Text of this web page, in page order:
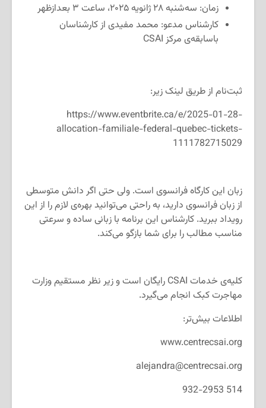
زمان: سه‌شنبه ۲۸ ژانویه ۲۰۲۵، ساعت ۳ بعدازظهر
کارشناس مدعو: محمد مفیدی از کارشناسان
باسابقه‌ی مرکز CSAI
ثبت‌نام از طریق لینک زیر:
https://www.eventbrite.ca/e/2025-01-28-
allocation-familiale-federal-quebec-tickets-
1111782715029
زبان این کارگاه‌ فرانسوی است. ولی حتی اگر دانش متوسطی
از زبان فرانسوی دارید، به راحتی می‌توانید بهره‌ی لازم را از این
رویداد ببرید. کارشناس این برنامه با زبانی ساده و سرعتی
مناسب مطالب را برای شما بازگو می‌کند.
کلیه‌ی خدمات CSAI رایگان است و زیر نظر مستقیم وزارت
مهاجرت کبک انجام می‌گیرد.
اطلاعات بیش‌تر:
www.centrecsai.org
alejandra@centrecsai.org
514 932-2953